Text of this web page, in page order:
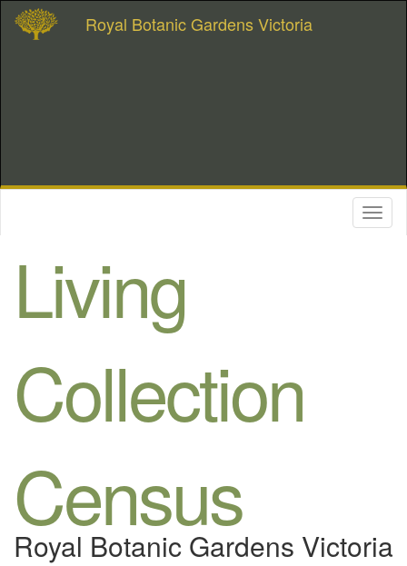
Royal Botanic Gardens Victoria
Living
Collection
Census
Royal Botanic Gardens Victoria